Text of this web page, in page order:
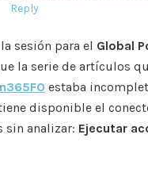
Reply
sesión para el Global
la serie de artículos
estaba
disponible el
sin analizar: Ejecutar